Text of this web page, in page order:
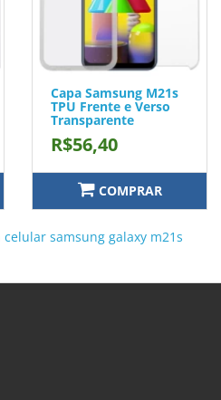
Capa Samsung M21s
TPU Frente e Verso
Transparente
R$56,40
COMPRAR
samsung galaxy m21s